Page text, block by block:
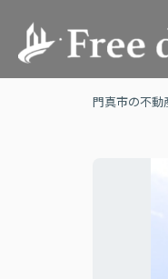
門真市の不動